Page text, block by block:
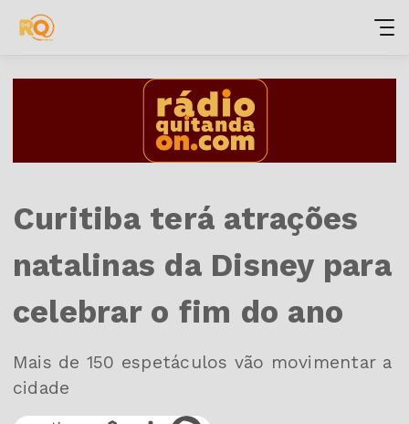
Curitiba terá atrações
natalinas da Disney para
celebrar o fim do ano
Mais de 150 espetáculos vão movimentar a
cidade